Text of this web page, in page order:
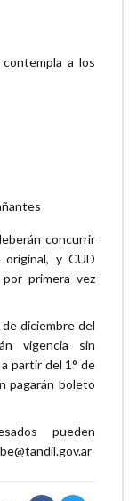
a los
concurrir
y CUD
primera vez
diciembre del
vigencia sin
partir del 1° de
pagarán boleto
pueden